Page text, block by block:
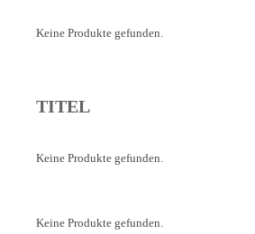
Keine Produkte gefunden.
TITEL
Keine Produkte gefunden.
Keine Produkte gefunden.